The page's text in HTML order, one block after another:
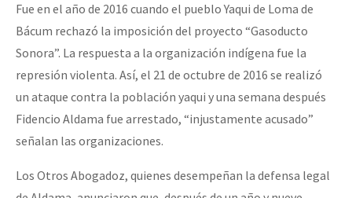
Fue en el año de 2016 cuando el pueblo Yaqui de Loma de
Bácum rechazó la imposición del proyecto “Gasoducto
Sonora”. La respuesta a la organización indígena fue la
represión violenta. Así, el 21 de octubre de 2016 se realizó
un ataque contra la población yaqui y una semana después
Fidencio Aldama fue arrestado, “injustamente acusado”
señalan las organizaciones.
Los Otros Abogadoz, quienes desempeñan la defensa legal